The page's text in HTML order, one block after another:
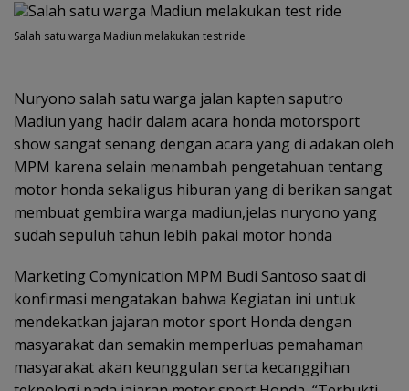
Salah satu warga Madiun melakukan test ride
Nuryono salah satu warga jalan kapten saputro
Madiun yang hadir dalam acara honda motorsport
show sangat senang dengan acara yang di adakan oleh
MPM karena selain menambah pengetahuan tentang
motor honda sekaligus hiburan yang di berikan sangat
membuat gembira warga madiun,jelas nuryono yang
sudah sepuluh tahun lebih pakai motor honda
Marketing Comynication MPM Budi Santoso saat di
konfirmasi mengatakan bahwa Kegiatan ini untuk
mendekatkan jajaran motor sport Honda dengan
masyarakat dan semakin memperluas pemahaman
masyarakat akan keunggulan serta kecanggihan